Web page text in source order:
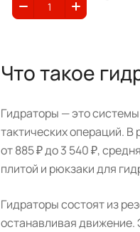
Что такое
Гидраторы — это
тактических операций. В
от 885 ₽ до 3 540 ₽,
плитой и рюкзаки для
Гидраторы состоят из
останавливая движение.